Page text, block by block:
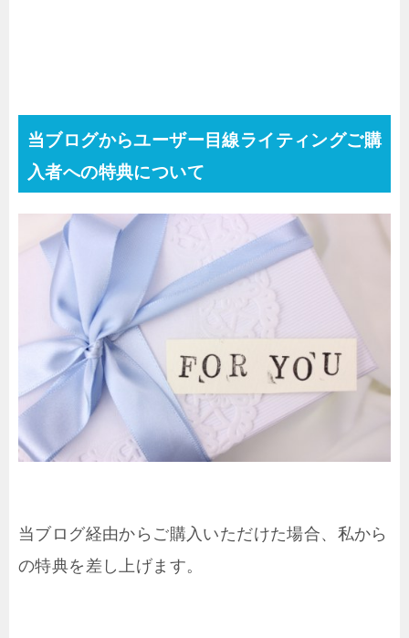
当ブログからユーザー目線ライティングご購
入者への特典について
当ブログ経由からご購入いただけた場合、私から
の特典を差し上げます。